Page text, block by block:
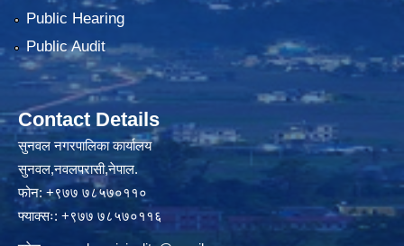
Public Hearing
Public Audit
Contact Details
सुनवल नगरपालिका कार्यालय
सुनवल,नवलपरासी,नेपाल.
फोन: +९७७ ७८५७०११०
फ्याक्सः: +९७७ ७८५७०११६